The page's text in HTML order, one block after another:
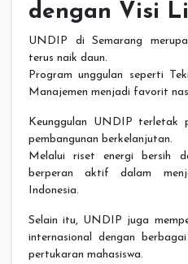
dengan Visi
UNDIP di Semarang
terus naik daun.
Program unggulan seperti
Manajemen menjadi favorit
Keunggulan UNDIP terletak
pembangunan berkelanjutan.
Melalui riset energi bersih
berperan aktif dalam
Indonesia.
Selain itu, UNDIP juga
internasional dengan
pertukaran mahasiswa.